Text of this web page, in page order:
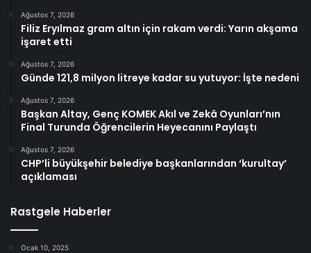
Ağustos 7, 2026
Filiz Eryılmaz gram altın için rakam verdi: Yarın akşama
işaret etti
Ağustos 7, 2026
Günde 121,8 milyon litreye kadar su yutuyor: İşte nedeni
Ağustos 7, 2026
Başkan Altay, Genç KOMEK Akıl ve Zekâ Oyunları’nın
Final Turunda Öğrencilerin Heyecanını Paylaştı
Ağustos 7, 2026
CHP’li büyükşehir belediye başkanlarından ‘kurultay’
açıklaması
Rastgele Haberler
Ocak 10, 2025